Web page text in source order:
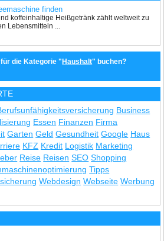
finden
koffeinhaltige Heißgetränk zählt weltweit zu
Lebensmitteln ...
die Kategorie " Haushalt" buchen?
Business
Essen Finanzen Firma
Garten Geld Gesundheit Google Haus
KFZ Kredit Logistik Marketing
Reise Reisen SEO Shopping
Tipps
Webdesign Webseite Werbung